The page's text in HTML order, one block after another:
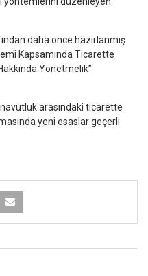
daha önce hazırlanmış
Kapsamında Ticarette
Yönetmelik”
arasındaki ticarette
yeni esaslar geçerli